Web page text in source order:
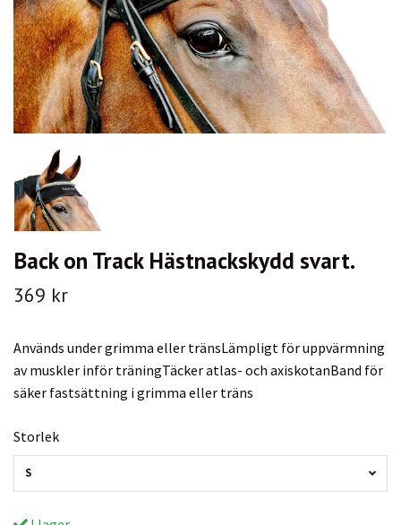
Back on Track Hästnackskydd svart.
369 kr
Används under grimma eller tränsLämpligt för uppvärmning
av muskler inför träningTäcker atlas- och axiskotanBand för
säker fastsättning i grimma eller träns
Storlek
S